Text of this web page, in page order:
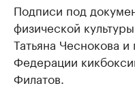
Подписи под
физической
Татьяна Чеснокова
Федерации
Филатов.